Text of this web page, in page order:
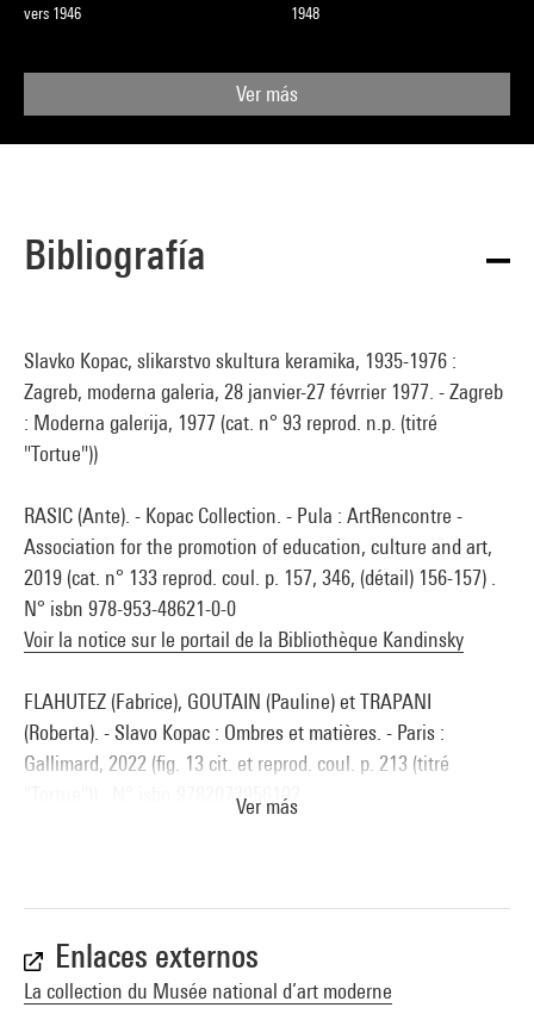
vers 1946
1948
Ver más
Bibliografía
Slavko Kopac, slikarstvo skultura keramika, 1935-1976 :
Zagreb, moderna galeria, 28 janvier-27 févrrier 1977. - Zagreb
: Moderna galerija, 1977 (cat. n° 93 reprod. n.p. (titré
"Tortue"))
RASIC (Ante). - Kopac Collection. - Pula : ArtRencontre -
Association for the promotion of education, culture and art,
2019 (cat. n° 133 reprod. coul. p. 157, 346, (détail) 156-157) .
N° isbn 978-953-48621-0-0
Voir la notice sur le portail de la Bibliothèque Kandinsky
FLAHUTEZ (Fabrice), GOUTAIN (Pauline) et TRAPANI
(Roberta). - Slavo Kopac : Ombres et matières. - Paris :
Gallimard, 2022 (fig. 13 cit. et reprod. coul. p. 213 (titré
"Tortue")) . N° isbn 9782072956102
Ver más
Enlaces externos
La collection du Musée national d’art moderne